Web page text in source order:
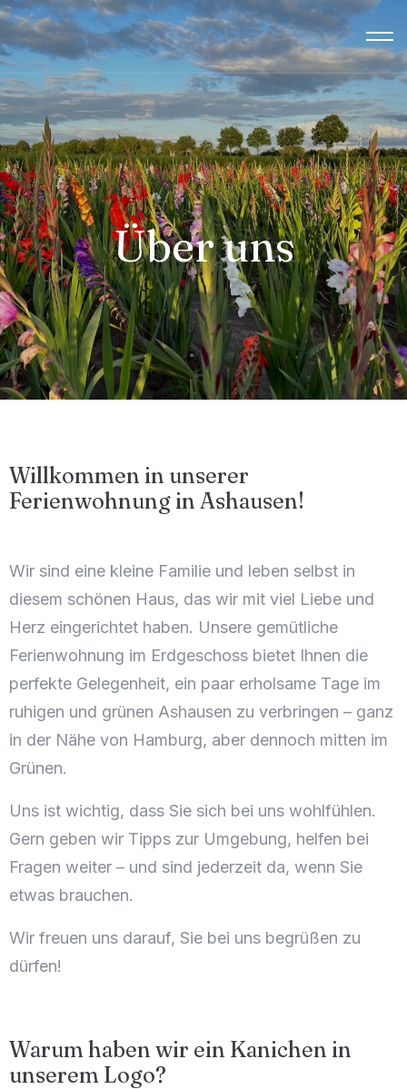
Über uns
Willkommen in unserer
Ferienwohnung in Ashausen!
Wir sind eine kleine Familie und leben selbst in
diesem schönen Haus, das wir mit viel Liebe und
Herz eingerichtet haben. Unsere gemütliche
Ferienwohnung im Erdgeschoss bietet Ihnen die
perfekte Gelegenheit, ein paar erholsame Tage im
ruhigen und grünen Ashausen zu verbringen – ganz
in der Nähe von Hamburg, aber dennoch mitten im
Grünen.
Uns ist wichtig, dass Sie sich bei uns wohlfühlen.
Gern geben wir Tipps zur Umgebung, helfen bei
Fragen weiter – und sind jederzeit da, wenn Sie
etwas brauchen.
Wir freuen uns darauf, Sie bei uns begrüßen zu
dürfen!
Warum haben wir ein Kanichen in
unserem Logo?